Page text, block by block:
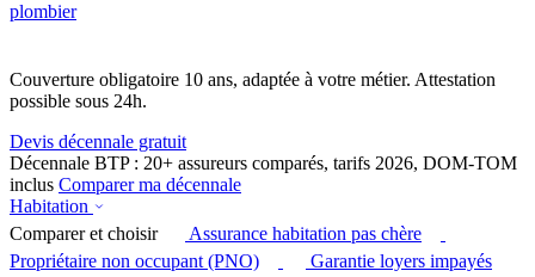
plombier
Couverture obligatoire 10 ans, adaptée à votre métier. Attestation
possible sous 24h.
Devis décennale gratuit
Décennale BTP : 20+ assureurs comparés, tarifs 2026, DOM-TOM
inclus Comparer ma décennale
Habitation
Comparer et choisir
Assurance habitation pas chère
Propriétaire non occupant (PNO)
Garantie loyers impayés